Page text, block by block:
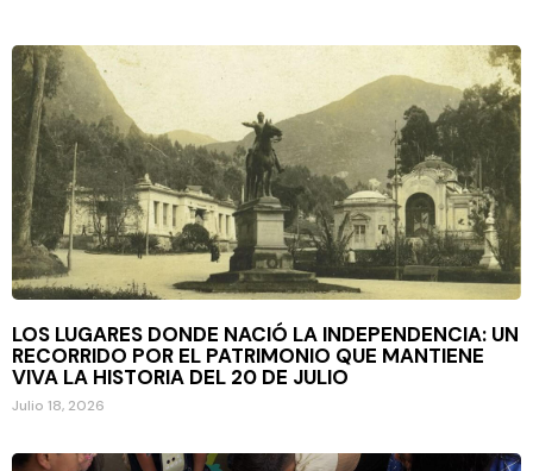
LOS LUGARES DONDE NACIÓ LA INDEPENDENCIA: UN
RECORRIDO POR EL PATRIMONIO QUE MANTIENE
VIVA LA HISTORIA DEL 20 DE JULIO
Julio 18, 2026